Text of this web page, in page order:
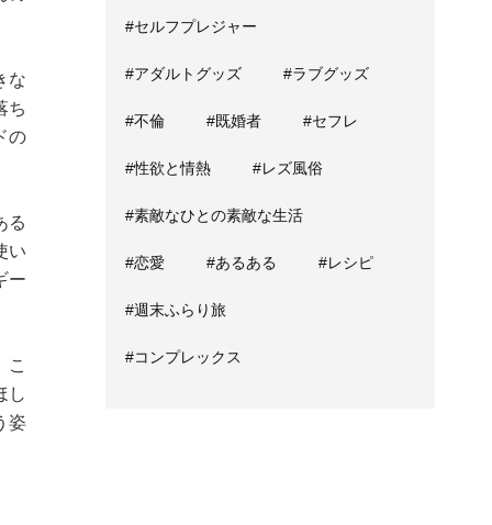
な
ち
の
る
い
ー
こ
し
姿
#セルフプレジャー
#アダルトグッズ #ラブグッズ
#不倫 #既婚者 #セフレ
#性欲と情熱 #レズ風俗
#素敵なひとの素敵な生活
#恋愛 #あるある #レシピ
#週末ふらり旅
#コンプレックス